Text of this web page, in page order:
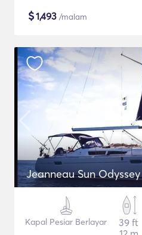
$1,493 /malam
Jeanneau Sun
Kapal Pesiar Berlayar
39 ft